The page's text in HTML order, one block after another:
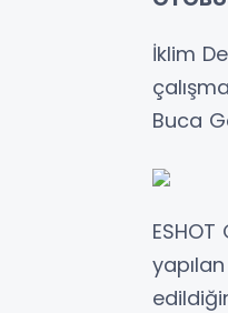
İklim
Buca